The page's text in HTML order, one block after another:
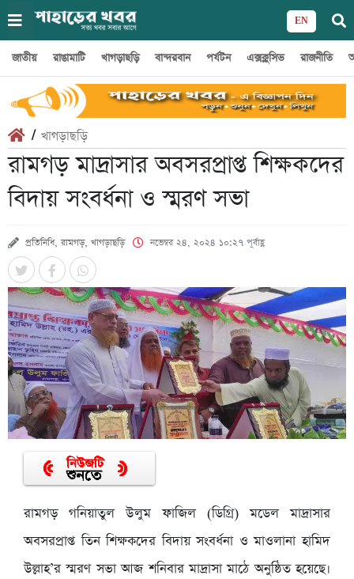
EN
জাতীয় রাঙামাটি খাগড়াছড়ি বান্দরবান পর্যটন এক্সক্লুসিভ রাজনীতি
/ খাগড়াছড়ি
রামগড় মাদ্রাসার অবসরপ্রাপ্ত শিক্ষকদের
বিদায় সংবর্ধনা ও স্মরণ সভা
প্রতিনিধি, রামগড়, খাগড়াছড়ি নভেম্বর ২৪, ২০২৪ ১০:২৭ পূর্বাহ্ণ
রামগড় গনিয়াতুল উলুম ফাজিল (ডিগ্রি) মডেল মাদ্রাসার
অবসরপ্রাপ্ত তিন শিক্ষকদের বিদায় সংবর্ধনা ও মাওলানা হামিদ
উল্লাহ’র স্মরণ সভা আজ শনিবার মাদ্রাসা মাঠে অনুষ্ঠিত হয়েছে।